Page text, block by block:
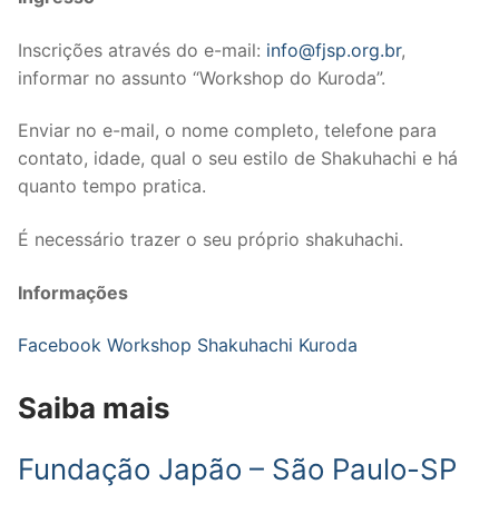
Inscrições através do e-mail: info@fjsp.org.br,
informar no assunto “Workshop do Kuroda”.
Enviar no e-mail, o nome completo, telefone para
contato, idade, qual o seu estilo de Shakuhachi e há
quanto tempo pratica.
É necessário trazer o seu próprio shakuhachi.
Informações
Facebook Workshop Shakuhachi Kuroda
Saiba mais
Fundação Japão – São Paulo-SP